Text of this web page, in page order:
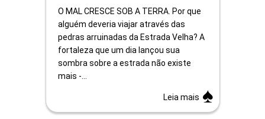
O MAL CRESCE SOB A TERRA. Por que
alguém deveria viajar através das
pedras arruinadas da Estrada Velha? A
fortaleza que um dia lançou sua
sombra sobre a estrada não existe
mais -...
Leia mais